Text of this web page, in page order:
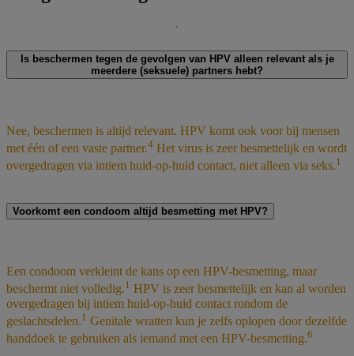
Is beschermen tegen de gevolgen van HPV alleen relevant als je
meerdere (seksuele) partners hebt?
Nee, beschermen is altijd relevant. HPV komt ook voor bij mensen
met één of een vaste partner.4 Het virus is zeer besmettelijk en wordt
overgedragen via intiem huid-op-huid contact, niet alleen via seks.1
Voorkomt een condoom altijd besmetting met HPV?
Een condoom verkleint de kans op een HPV-besmetting, maar
beschermt niet volledig.1 HPV is zeer besmettelijk en kan al worden
overgedragen bij intiem huid-op-huid contact rondom de
geslachtsdelen.1 Genitale wratten kun je zelfs oplopen door dezelfde
handdoek te gebruiken als iemand met een HPV-besmetting.6